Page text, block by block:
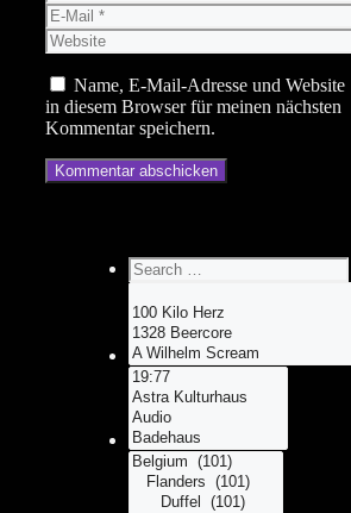
E-
Mail
Website
Name, E-Mail-Adresse und Website
in diesem Browser für meinen nächsten
Kommentar speichern.